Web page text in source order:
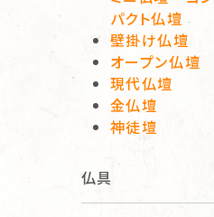
パクト仏壇
壁掛け仏壇
オープン仏壇
現代仏壇
金仏壇
神徒壇
仏具